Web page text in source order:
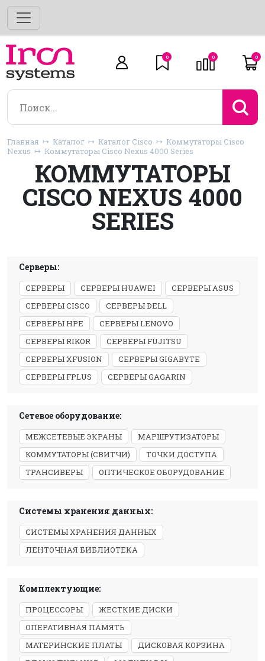
0 0 0
Главная Каталог Каталог Cisco
Коммутаторы Cisco
Nexus
Коммутаторы Cisco Nexus 4000 Series
КОММУТАТОРЫ
CISCO NEXUS 4000
SERIES
Серверы:
СЕРВЕРЫ СЕРВЕРЫ HUAWEI
СЕРВЕРЫ ASUS
СЕРВЕРЫ CISCO
СЕРВЕРЫ DELL
СЕРВЕРЫ HPE
СЕРВЕРЫ LENOVO
СЕРВЕРЫ RIKOR
СЕРВЕРЫ FUJITSU
СЕРВЕРЫ XFUSION
СЕРВЕРЫ GIGABYTE
СЕРВЕРЫ FPLUS
СЕРВЕРЫ GAGARIN
Сетевое оборудование:
МЕЖСЕТЕВЫЕ ЭКРАНЫ
МАРШРУТИЗАТОРЫ
КОММУТАТОРЫ (СВИТЧИ)
ТОЧКИ ДОСТУПА
ТРАНСИВЕРЫ
ОПТИЧЕСКОЕ ОБОРУДОВАНИЕ
Системы хранения данных:
СИСТЕМЫ ХРАНЕНИЯ ДАННЫХ
ЛЕНТОЧНАЯ БИБЛИОТЕКА
Комплектующие:
ПРОЦЕССОРЫ
ЖЕСТКИЕ ДИСКИ
ОПЕРАТИВНАЯ ПАМЯТЬ
МАТЕРИНСКИЕ ПЛАТЫ
ДИСКОВАЯ КОРЗИНА